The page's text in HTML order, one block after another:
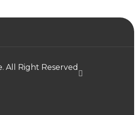
All Right Reserved